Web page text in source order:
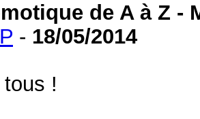
de A à Z -
- 18/05/2014
!